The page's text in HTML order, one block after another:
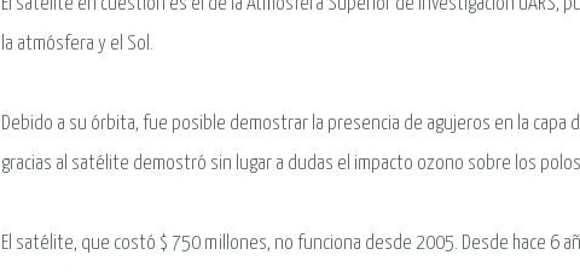
El satélite en cuestión es el de la Atmósfera Superior de Investigación
la atmósfera y el Sol.
Debido a su órbita, fue posible demostrar la presencia de agujeros en la capa
gracias al satélite demostró sin lugar a dudas el impacto ozono sobre los
El satélite, que costó $ 750 millones, no funciona desde 2005. Desde hace 6